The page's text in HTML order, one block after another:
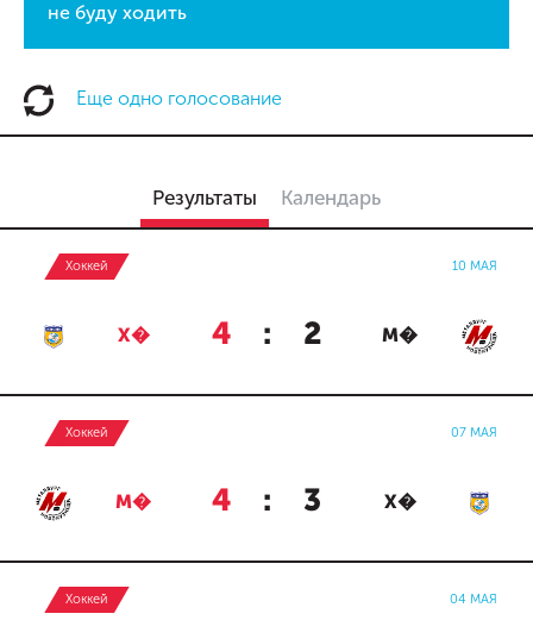
не буду ходить
Еще одно голосование
Результаты Календарь
Хоккей 10 МАЯ
Х� 4 : 2 М�
Хоккей 07 МАЯ
М� 4 : 3 Х�
Хоккей 04 МАЯ